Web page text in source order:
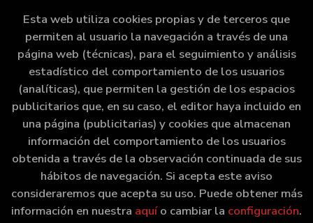
2026 ©Marxe Libraría. Todos los Derechos Reservados |
Esta web utiliza cookies propias y de terceros que
permiten al usuario la navegación a través de una
página web (técnicas), para el seguimiento y análisis
estadístico del comportamiento de los usuarios
(analíticas), que permiten la gestión de los espacios
publicitarios que, en su caso, el editor haya incluido en
una página (publicitarias) y cookies que almacenan
información del comportamiento de los usuarios
obtenida a través de la observación continuada de sus
hábitos de navegación. Si acepta este aviso
consideraremos que acepta su uso. Puede obtener más
información en nuestra aquío cambiar la configuración.